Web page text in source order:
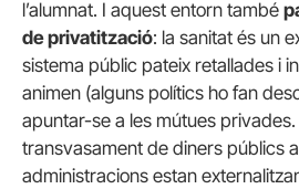
l’alumnat. I aquest entorn també
de privatització: la sanitat és un
sistema públic pateix retallades i
animen (alguns polítics ho fan
apuntar-se a les mútues
transvasament de diners públics
administracions estan